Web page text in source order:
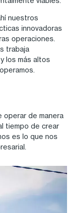
nuestros
innovadoras
operaciones.
trabaja
los más altos
operar de manera
tiempo de crear
es lo que nos